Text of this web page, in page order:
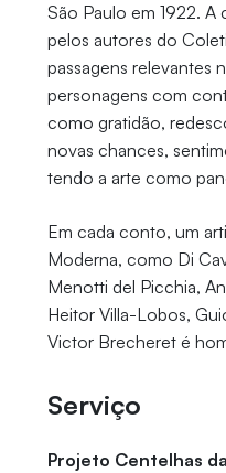
São Paulo em 1922.
pelos autores do
passagens relevantes
personagens com
como gratidão,
novas chances,
tendo a arte como
Em cada conto, um
Moderna, como Di
Menotti del Picchia,
Heitor Villa-Lobos,
Victor Brecheret é
Serviço
Projeto Centelhas